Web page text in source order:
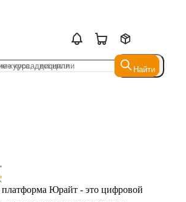
Найти
Найти
платформа Юрайт - это цифровой